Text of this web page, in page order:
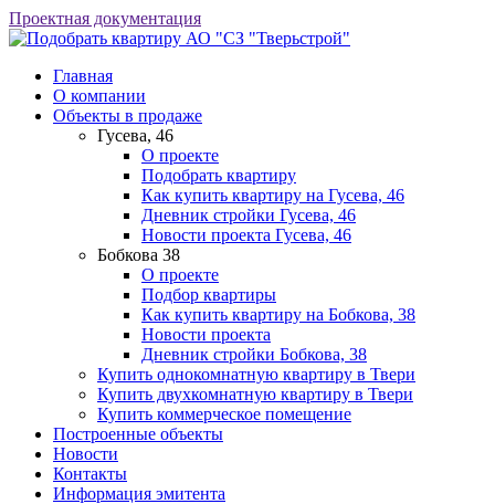
Проектная документация
АО "СЗ "Тверьстрой"
Главная
О компании
Объекты в продаже
Гусева, 46
О проекте
Подобрать квартиру
Как купить квартиру на Гусева, 46
Дневник стройки Гусева, 46
Новости проекта Гусева, 46
Бобкова 38
О проекте
Подбор квартиры
Как купить квартиру на Бобкова, 38
Новости проекта
Дневник стройки Бобкова, 38
Купить однокомнатную квартиру в Твери
Купить двухкомнатную квартиру в Твери
Купить коммерческое помещение
Построенные объекты
Новости
Контакты
Информация эмитента